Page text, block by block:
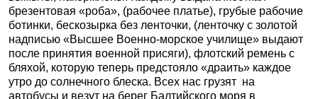
брезентовая «роба», (рабочее платье), грубые рабочие
ботинки, бескозырка без ленточки, (ленточку с золотой
надписью «Высшее Военно-морское училище» выдают
после принятия военной присяги), флотский ремень с
бляхой, которую теперь предстояло «драить» каждое
утро до солнечного блеска. Всех нас грузят на
автобусы и везут на берег Балтийского моря в